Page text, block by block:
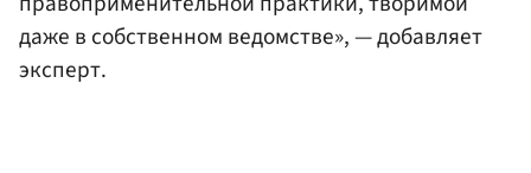
даже в собственном ведомстве», — добавляет
эксперт.